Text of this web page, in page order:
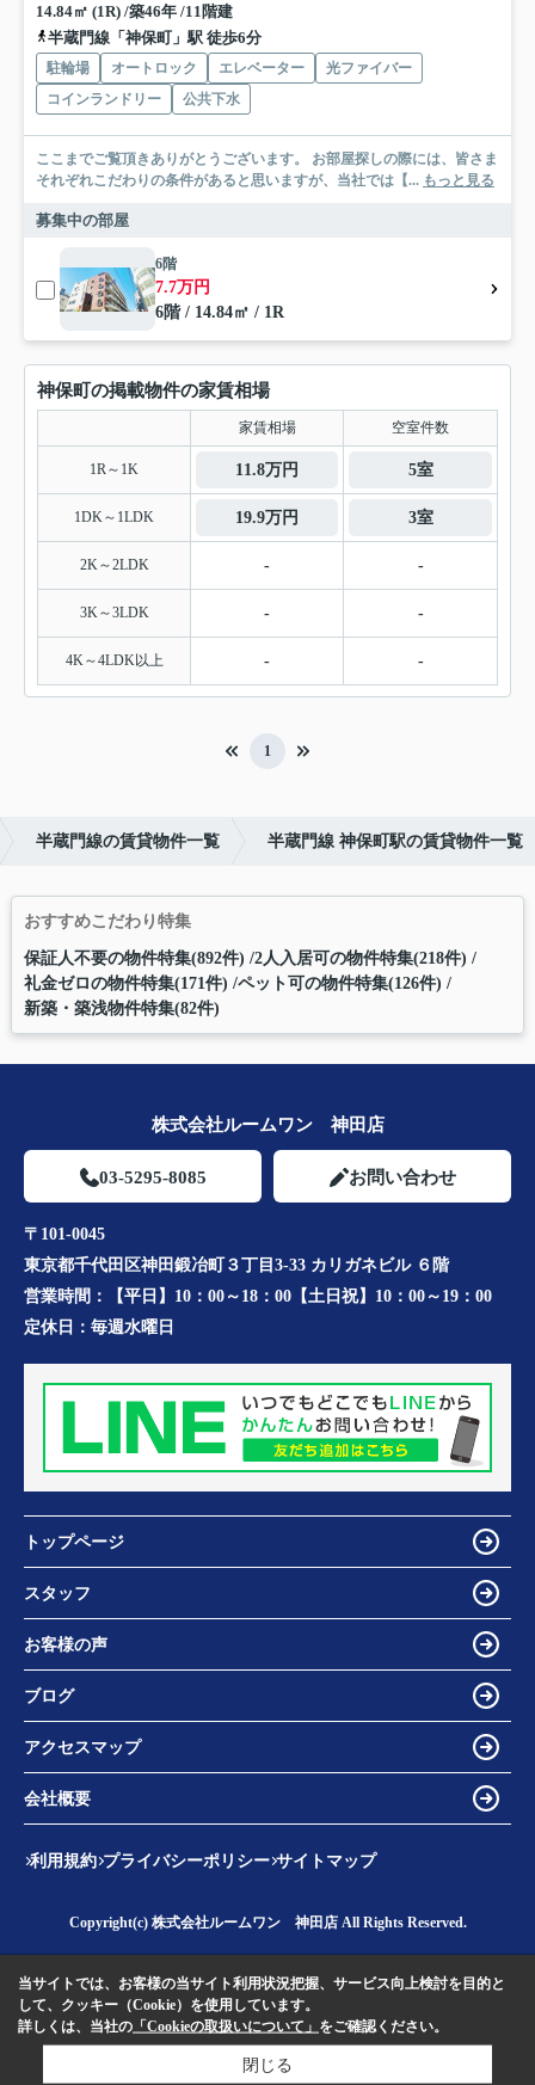
14.84㎡ (1R) /築46年 /11階建
半蔵門線「神保町」駅 徒歩6分
駐輪場 オートロック エレベーター
光ファイバー
コインランドリー
公共下水
ここまでご覧頂きありがとうございます。 お部屋探しの際には、皆さま
それぞれこだわりの条件があると思いますが、当社では【... もっと見る
募集中の部屋
6階
7.7万円
6階 / 14.84㎡ / 1R
神保町の掲載物件の家賃相場
家賃相場 空室件数
1R～1K 11.8万円 5室
1DK～1LDK 19.9万円 3室
2K～2LDK - -
3K～3LDK - -
4K～4LDK以上 - -
1
半蔵門線の賃貸物件一覧 半蔵門線 神保町駅の賃貸物件一覧
おすすめこだわり特集
保証人不要の物件特集(892件) 2人入居可の物件特集(218件)
礼金ゼロの物件特集(171件) ペット可の物件特集(126件)
新築・築浅物件特集(82件)
株式会社ルームワン 神田店
03-5295-8085 お問い合わせ
〒101-0045
東京都千代田区神田鍛冶町３丁目3-33 カリガネビル ６階
営業時間：
【平日】10：00～18：00【土日祝】10：00～19：00
定休日： 毎週水曜日
トップページ
スタッフ
お客様の声
ブログ
アクセスマップ
会社概要
利用規約 プライバシーポリシー サイトマップ
Copyright(c) 株式会社ルームワン 神田店 All Rights Reserved.
当サイトでは、お客様の当サイト利用状況把握、サービス向上検討を目的と
して、クッキー（Cookie）を使用しています。
詳しくは、当社の 「Cookieの取扱いについて」 をご確認ください。
閉じる